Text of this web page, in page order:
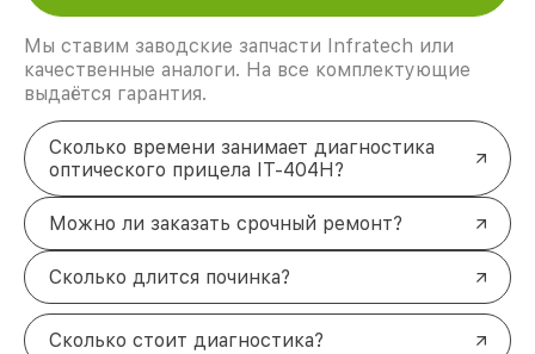
Мы ставим заводские запчасти Infratech или
качественные аналоги. На все комплектующие
выдаётся гарантия.
Сколько времени занимает диагностика
оптического прицела IT-404H?
Можно ли заказать срочный ремонт?
Сколько длится починка?
Сколько стоит диагностика?